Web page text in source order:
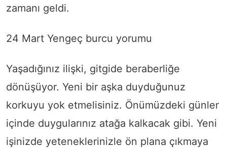
zamanı geldi.
24 Mart Yengeç burcu yorumu
Yaşadığınız ilişki, gitgide beraberliğe
dönüşüyor. Yeni bir aşka duyduğunuz
korkuyu yok etmelisiniz. Önümüzdeki günler
içinde duygularınız atağa kalkacak gibi. Yeni
işinizde yeteneklerinizle ön plana çıkmaya